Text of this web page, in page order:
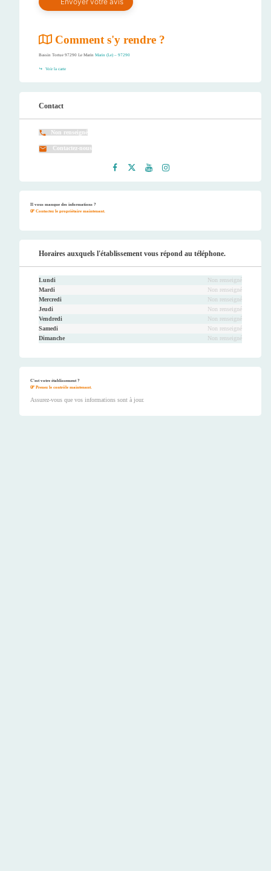
Comment s'y rendre ?
Bassin Tortue 97290 Le Marin Marin (Le) – 97290
Voir la carte
Contact
Non renseigné
Contactez-nous
Il vous manque des informations ?
Contactez le propriétaire maintenant.
Horaires auxquels l'établissement vous répond au téléphone.
Lundi
Non renseigné
Mardi
Non renseigné
Mercredi
Non renseigné
Jeudi
Non renseigné
Vendredi
Non renseigné
Samedi
Non renseigné
Dimanche
Non renseigné
C'est votre établissement ?
Prenez le contrôle maintenant.
Assurez-vous que vos informations sont à jour.